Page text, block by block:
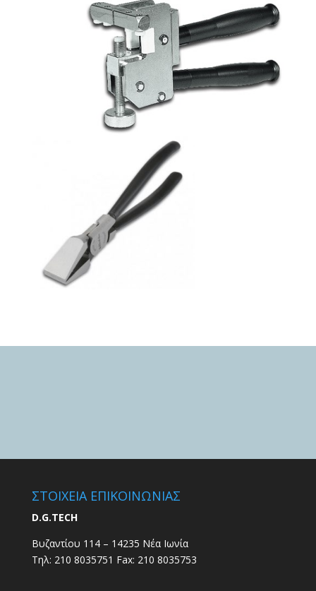
ΣΤΟΙΧΕΙΑ ΕΠΙΚΟΙΝΩΝΙΑΣ
D.G.TECH
Βυζαντίου 114 – 14235 Νέα Ιωνία
Τηλ: 210 8035751 Fax: 210 8035753